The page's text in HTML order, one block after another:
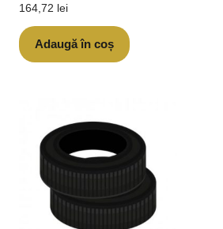
164,72 lei
Adaugă în coș